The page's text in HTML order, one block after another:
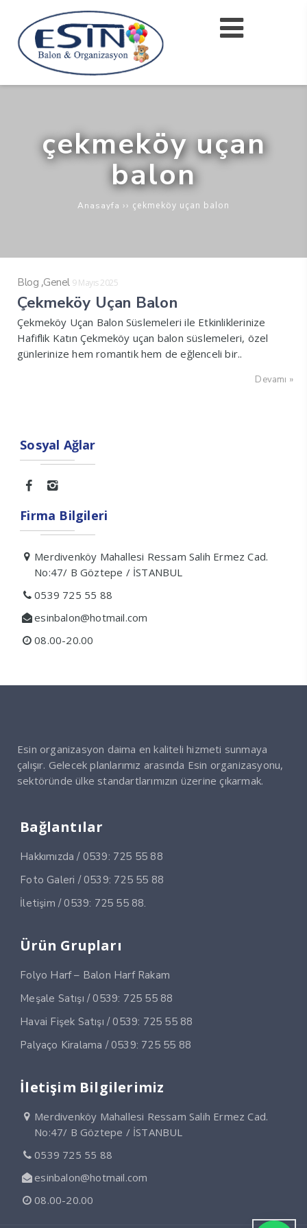
çekmeköy uçan
balon
Anasayfa ›› çekmeköy uçan balon
Blog ,Genel 9 Mayıs 2025
Çekmeköy Uçan Balon
Çekmeköy Uçan Balon Süslemeleri ile Etkinliklerinize
Hafiflik Katın Çekmeköy uçan balon süslemeleri, özel
günlerinize hem romantik hem de eğlenceli bir..
Devamı »
Sosyal Ağlar
Firma Bilgileri
Merdivenköy Mahallesi Ressam Salih Ermez Cad.
No:47/ B Göztepe / İSTANBUL
0539 725 55 88
esinbalon@hotmail.com
08.00-20.00
Esin organizasyon daima en kaliteli hizmeti sunmaya
çalışır. Gelecek planlarımız arasında Esin organizasyonu,
sektöründe ülke standartlarımızın üzerine çıkarmak.
Bağlantılar
Hakkımızda / 0539: 725 55 88
Foto Galeri / 0539: 725 55 88
İletişim / 0539: 725 55 88.
Ürün Grupları
Folyo Harf – Balon Harf Rakam
Meşale Satışı / 0539: 725 55 88
Havai Fişek Satışı / 0539: 725 55 88
Palyaço Kiralama / 0539: 725 55 88
İletişim Bilgilerimiz
Merdivenköy Mahallesi Ressam Salih Ermez Cad.
No:47/ B Göztepe / İSTANBUL
0539 725 55 88
esinbalon@hotmail.com
08.00-20.00